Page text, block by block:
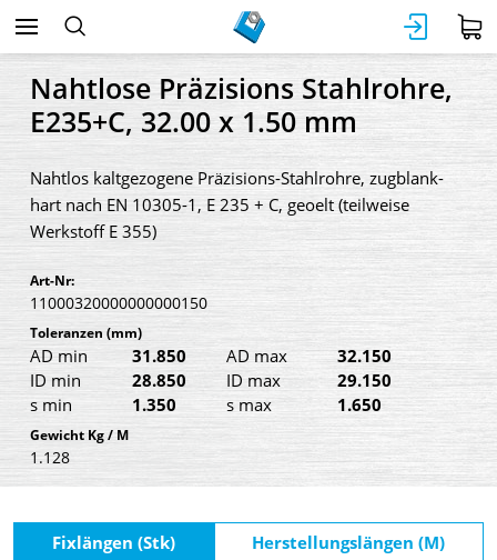
Nahtlose Präzisions Stahlrohre,
E235+C, 32.00 x 1.50 mm
Nahtlos kaltgezogene Präzisions-Stahlrohre, zugblank-
hart nach EN 10305-1, E 235 + C, geoelt (teilweise
Werkstoff E 355)
Art-Nr:
11000320000000000150
Toleranzen (mm)
AD min 31.850 AD max
32.150
ID min
28.850 ID max
29.150
s min
1.350 s max 1.650
Gewicht Kg / M
1.128
Fixlängen (Stk) Herstellungslängen (M)